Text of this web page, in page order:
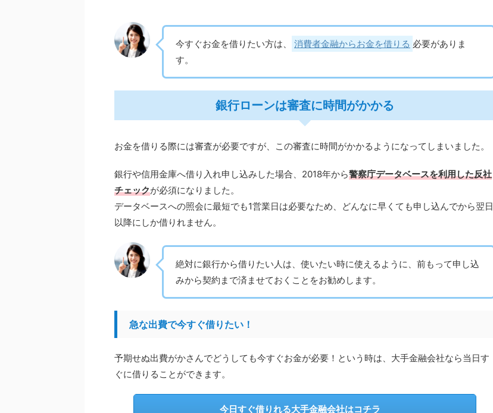
今すぐお金を借りたい方は、 消費者金融からお金を借りる 必要がありま
す。
銀行ローンは審査に時間がかかる
お金を借りる際には審査が必要ですが、この審査に時間がかかるようになってしまいました。
銀行や信用金庫へ借り入れ申し込みした場合、2018年から警察庁データベースを利用した反社
チェックが必須になりました。
データベースへの照会に最短でも1営業日は必要なため、どんなに早くても申し込んでから翌日
以降にしか借りれません。
絶対に銀行から借りたい人は、使いたい時に使えるように、前もって申し込
みから契約まで済ませておくことをお勧めします。
急な出費で今すぐ借りたい！
予期せぬ出費がかさんでどうしても今すぐお金が必要！という時は、大手金融会社なら当日す
ぐに借りることができます。
今日すぐ借りれる大手金融会社はコチラ